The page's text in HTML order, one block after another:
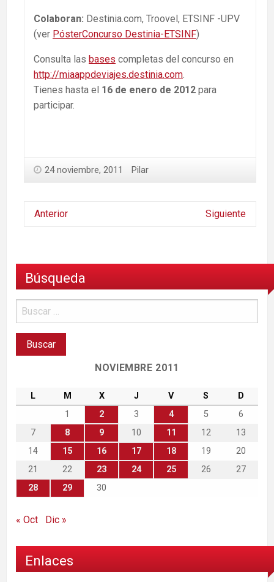
Colaboran: Destinia.com, Troovel, ETSINF -UPV
(ver PósterConcurso Destinia-ETSINF)
Consulta las bases completas del concurso en
http://miaappdeviajes.destinia.com
Tienes hasta el 16 de enero de 2012 para
participar.
24 noviembre, 2011 Pilar
Anterior Siguiente
Búsqueda
NOVIEMBRE 2011
L M X J V S
D
1
2 3 4 5
6
7
8 9 10 11 12
13
14
15 16 17 18 19
20
21
22 23 24 25 26
27
28
29 30
« Oct Dic »
Enlaces